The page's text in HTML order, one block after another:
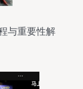
与重要性解